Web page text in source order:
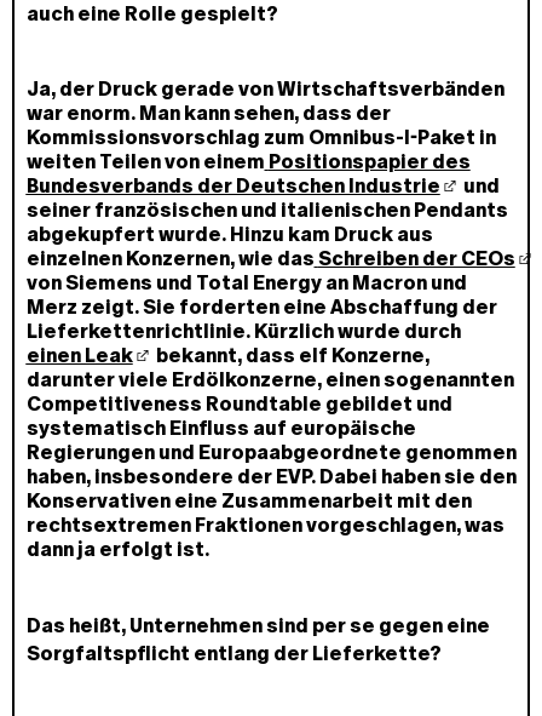
auch eine Rolle gespielt?
Ja, der Druck gerade von Wirtschaftsverbänden
war enorm. Man kann sehen, dass der
Kommissionsvorschlag zum Omnibus-I-Paket in
weiten Teilen von einem Positionspapier des
Bundesverbands der Deutschen Industrie
und
seiner französischen und italienischen Pendants
abgekupfert wurde. Hinzu kam Druck aus
einzelnen Konzernen, wie das Schreiben der CEOs
von Siemens und Total Energy an Macron und
Merz zeigt. Sie forderten eine Abschaffung der
Lieferkettenrichtlinie. Kürzlich wurde durch
einen Leak
bekannt, dass elf Konzerne,
darunter viele Erdölkonzerne, einen sogenannten
Competitiveness Roundtable gebildet und
systematisch Einfluss auf europäische
Regierungen und Europaabgeordnete genommen
haben, insbesondere der EVP. Dabei haben sie den
Konservativen eine Zusammenarbeit mit den
rechtsextremen Fraktionen vorgeschlagen, was
dann ja erfolgt ist.
Das heißt, Unternehmen sind per se gegen eine
Sorgfaltspflicht entlang der Lieferkette?